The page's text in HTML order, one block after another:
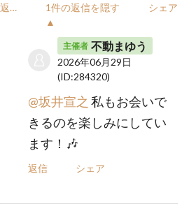
返信
1件の返信を隠す
▲
シェア
主催者 不動まゆう
2026年06月29日
(ID:284320)
@坂井宣之 私もお会いで
きるのを楽しみにしてい
ます！🎶
返信 シェア